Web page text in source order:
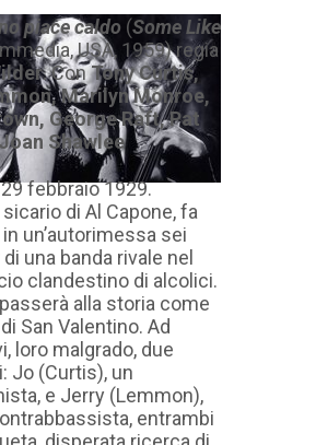
piace caldo (Some Like
USA, 1959) regia
. ConTony Curtis,
Marilyn Monroe,
George Raft, Pat
Shawlee
febbraio 1929.
sicario di Al Capone, fa
un’autorimessa sei
una banda rivale nel
clandestino di alcolici.
passerà alla storia come
San Valentino. Ad
loro malgrado, due
Jo (Curtis), un
e Jerry (Lemmon),
entrambi